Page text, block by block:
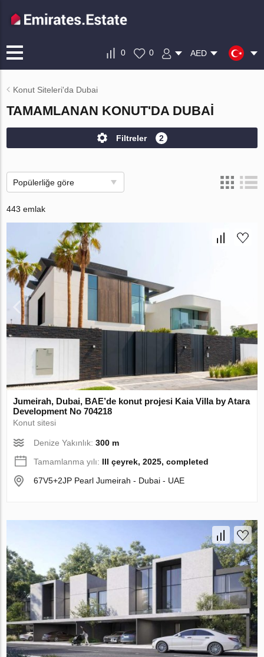
0 0 AED
Konut Siteleri'da Dubai
TAMAMLANAN KONUT'DA DUBAI
Filtreler 2
Popülerliğe göre
443 emlak
Jumeirah, Dubai, BAE’de konut projesi Kaia Villa by Atara
Development No 704218
Konut sitesi
Denize Yakınlık:300 m
Tamamlanma yılı: III çeyrek, 2025, completed
67V5+2JP Pearl Jumeirah - Dubai - UAE